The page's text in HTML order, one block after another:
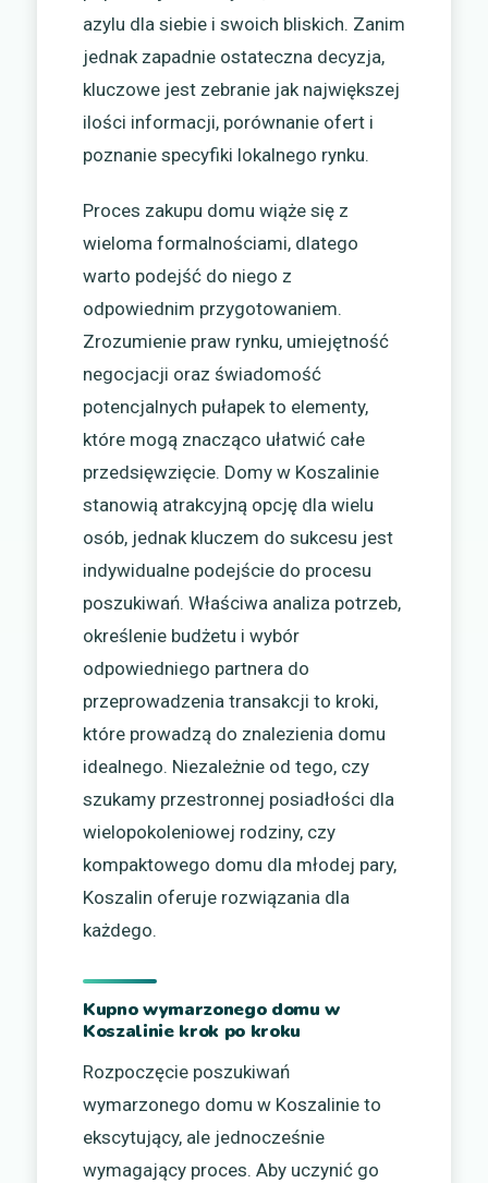
azylu dla siebie i swoich bliskich. Zanim
jednak zapadnie ostateczna decyzja,
kluczowe jest zebranie jak największej
ilości informacji, porównanie ofert i
poznanie specyfiki lokalnego rynku.
Proces zakupu domu wiąże się z
wieloma formalnościami, dlatego
warto podejść do niego z
odpowiednim przygotowaniem.
Zrozumienie praw rynku, umiejętność
negocjacji oraz świadomość
potencjalnych pułapek to elementy,
które mogą znacząco ułatwić całe
przedsięwzięcie. Domy w Koszalinie
stanowią atrakcyjną opcję dla wielu
osób, jednak kluczem do sukcesu jest
indywidualne podejście do procesu
poszukiwań. Właściwa analiza potrzeb,
określenie budżetu i wybór
odpowiedniego partnera do
przeprowadzenia transakcji to kroki,
które prowadzą do znalezienia domu
idealnego. Niezależnie od tego, czy
szukamy przestronnej posiadłości dla
wielopokoleniowej rodziny, czy
kompaktowego domu dla młodej pary,
Koszalin oferuje rozwiązania dla
każdego.
Kupno wymarzonego domu w
Koszalinie krok po kroku
Rozpoczęcie poszukiwań
wymarzonego domu w Koszalinie to
ekscytujący, ale jednocześnie
wymagający proces. Aby uczynić go